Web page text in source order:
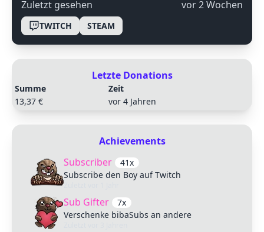
Zuletzt gesehen
Vor 2 Wochen
TWITCH STEAM
Letzte Donations
Summe
Zeit
13,37 €
vor 4 Jahren
Achievements
Subscriber
41x
Subscribe den Boy auf Twitch
Sub Gifter
7x
Verschenke bibaSubs an andere